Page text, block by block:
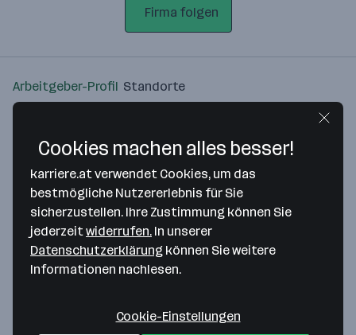
Firma folgen
Arbeitgeber-Profil Standorte
Bitte stimme unseren Cookie-
Richtlinien zu, um diese Karte
anzuzeigen.
Cookies machen alles besser!
karriere.at verwendet Cookies, um das
bestmögliche Nutzererlebnis für Sie
sicherzustellen. Ihre Zustimmung können Sie
jederzeitwiderrufen. In unserer
Datenschutzerklärung können Sie weitere
Informationen nachlesen.
Cookie-Einstellungen